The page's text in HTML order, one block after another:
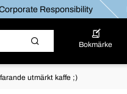
Responsibility
Bokmärke
utmärkt kaffe ;)